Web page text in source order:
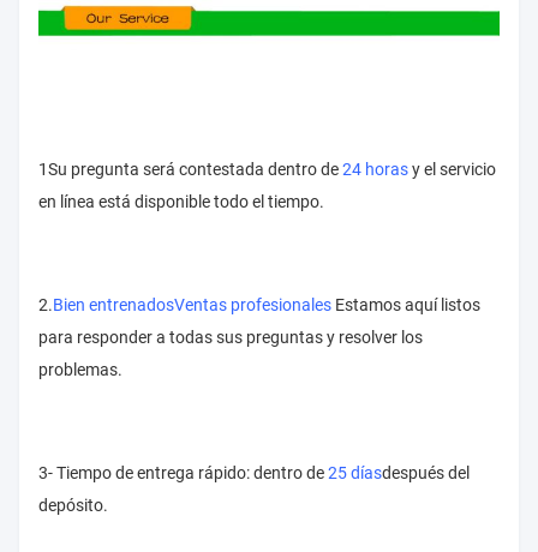
1Su pregunta será contestada dentro de24 horasy el servicio
en línea está disponible todo el tiempo.
2.Bien entrenadosVentas profesionales Estamos aquí listos
para responder a todas sus preguntas y resolver los
problemas.
3- Tiempo de entrega rápido: dentro de25 díasdespués del
depósito.